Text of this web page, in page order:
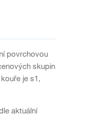
povrchovou
skupin
je s1,
aktuální